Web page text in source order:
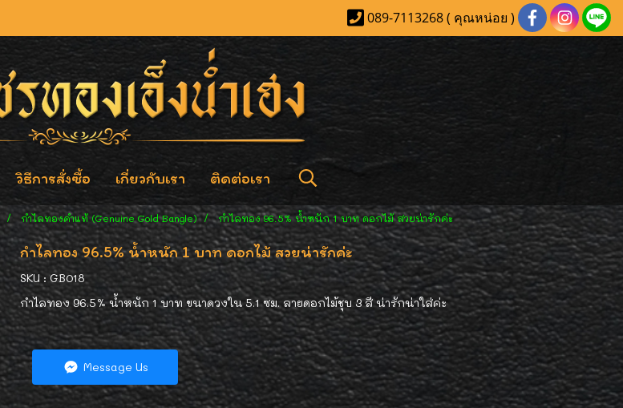
089-7113268 ( คุณหน่อย )
วิธีการสั่งซื้อ เกี่ยวกับเรา ติดต่อเรา
กำไลทองคำแท้ (Genuine Gold Bangle) กำไลทอง 96.5% น้ำหนัก 1 บาท ดอกไม้ สวยน่ารักค่ะ
กำไลทอง 96.5% น้ำหนัก 1 บาท ดอกไม้ สวยน่ารักค่ะ
SKU : GB018
กำไลทอง 96.5% น้ำหนัก 1 บาท ขนาดวงใน 5.1 ซม. ลายดอกไม้ชุบ 3 สี น่ารักน่าใส่ค่ะ
Message Us